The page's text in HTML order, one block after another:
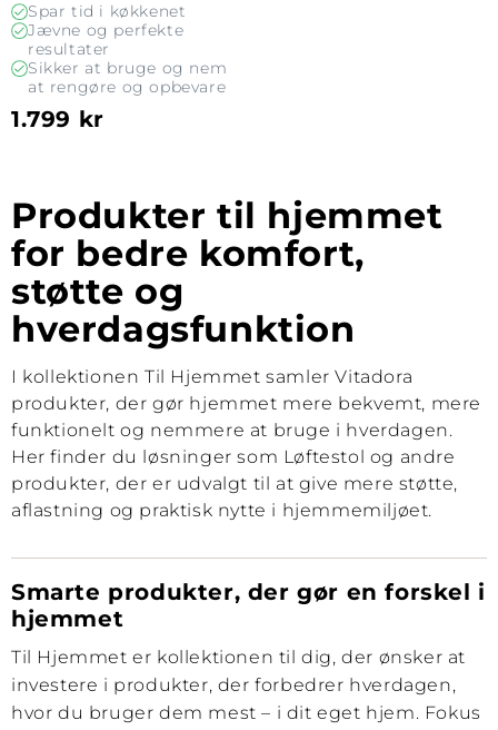
Spar tid i køkkenet
Jævne og perfekte
resultater
Sikker at bruge og nem
at rengøre og opbevare
1.799 kr
Produkter til hjemmet
for bedre komfort,
støtte og
hverdagsfunktion
I kollektionen Til Hjemmet samler Vitadora
produkter, der gør hjemmet mere bekvemt, mere
funktionelt og nemmere at bruge i hverdagen.
Her finder du løsninger som Løftestol og andre
produkter, der er udvalgt til at give mere støtte,
aflastning og praktisk nytte i hjemmemiljøet.
Smarte produkter, der gør en forskel i
hjemmet
Til Hjemmet er kollektionen til dig, der ønsker at
investere i produkter, der forbedrer hverdagen,
hvor du bruger dem mest – i dit eget hjem. Fokus